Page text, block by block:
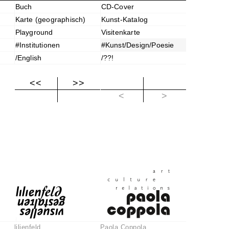
Buch
CD-Cover
Karte (geographisch)
Kunst-Katalog
Playground
Visitenkarte
#Institutionen
#Kunst/Design/Poesie
/English
/??!
<<
>>
<
>
lilienfeld Paola Coppola